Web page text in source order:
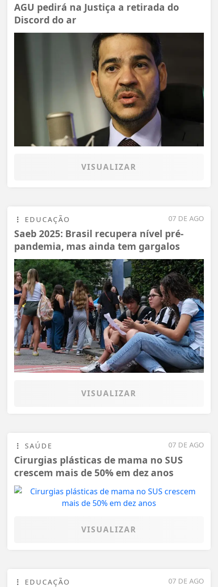
AGU pedirá na Justiça a retirada do
Discord do ar
VISUALIZAR
07 DE AGO
EDUCAÇÃO
Saeb 2025: Brasil recupera nível pré-
pandemia, mas ainda tem gargalos
VISUALIZAR
07 DE AGO
SAÚDE
Cirurgias plásticas de mama no SUS
crescem mais de 50% em dez anos
VISUALIZAR
07 DE AGO
EDUCAÇÃO